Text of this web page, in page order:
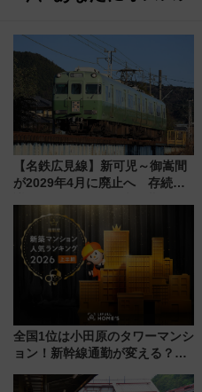
【名鉄広見線】新可児～御嵩間
が2029年4月に廃止へ 存続協
全国1位は小田原のタワーマンシ
ョン！新幹線通勤が変える？
【新築マンション人気ランキン